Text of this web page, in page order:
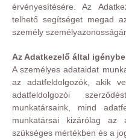
érvényesítésére. Az
telhető segítséget megad
személy
Az Adatkezelő által
A személyes adataidat
az adatfeldolgozók, akik
adatfeldolgozói
munkatársaink, mind
munkatársai kizárólag az
szükséges mértékben és a